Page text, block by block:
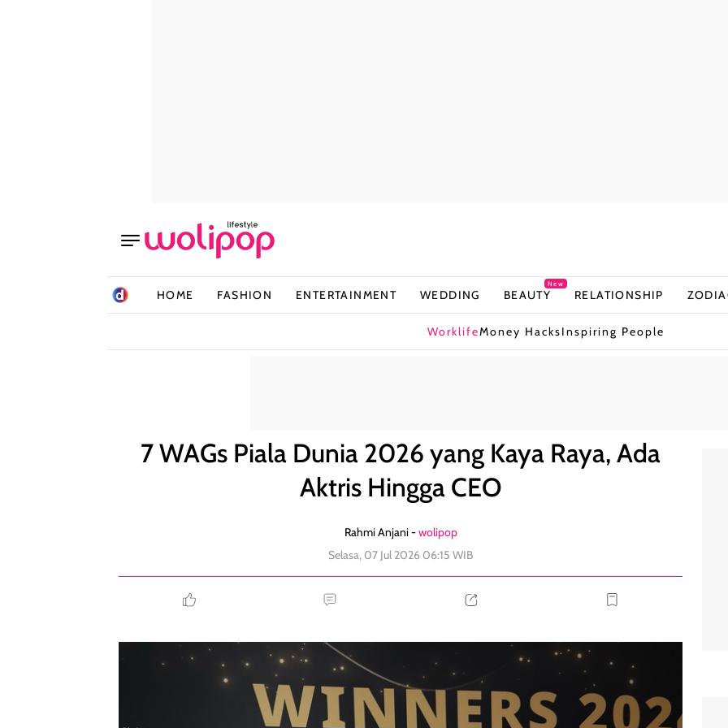
HOME FASHION ENTERTAINMENT WEDDING BEAUTY
New
RELATIONSHIP
WorklifeMoney HacksInspiring People
7 WAGs Piala Dunia 2026 yang Kaya Raya, Ada
Aktris Hingga CEO
Rahmi Anjani -wolipop
Selasa, 07 Jul 2026 06:15 WIB